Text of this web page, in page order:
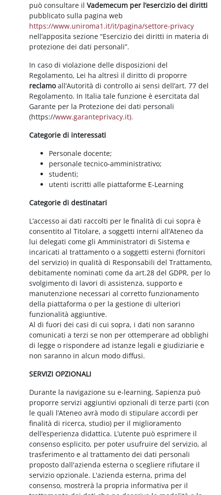
può consultare ilVademecum per l’esercizio dei diritti
pubblicato sulla pagina web
https://www.uniroma1.it/it/pagina/settore-privacy
nell’apposita sezione “Esercizio dei diritti in materia di
protezione dei dati personali”.
In caso di violazione delle disposizioni del
Regolamento, Lei ha altresì il diritto di proporre
reclamoall’Autorità di controllo ai sensi dell’art. 77 del
Regolamento. In Italia tale funzione è esercitata dal
Garante per la Protezione dei dati personali
(https://www.garanteprivacy.it).
Categorie di interessati
Personale docente;
personale tecnico-amministrativo;
studenti;
utenti iscritti alle piattaforme E-Learning
Categorie di destinatari
L’accesso ai dati raccolti per le finalità di cui sopra è
consentito al Titolare, a soggetti interni all’Ateneo da
lui delegati come gli Amministratori di Sistema e
incaricati al trattamento o a soggetti esterni (fornitori
del servizio) in qualità di Responsabili del Trattamento,
debitamente nominati come da art.28 del GDPR, per lo
svolgimento di lavori di assistenza, supporto e
manutenzione necessari al corretto funzionamento
della piattaforma o per la gestione di ulteriori
funzionalità aggiuntive.
Al di fuori dei casi di cui sopra, i dati non saranno
comunicati a terzi se non per ottemperare ad obblighi
di legge o rispondere ad istanze legali e giudiziarie e
non saranno in alcun modo diffusi.
SERVIZI OPZIONALI
Durante la navigazione su e-learning, Sapienza può
proporre servizi aggiuntivi opzionali di terze parti (con
le quali l’Ateneo avrà modo di stipulare accordi per
finalità di ricerca, studio) per il miglioramento
dell’esperienza didattica. L’utente può esprimere il
consenso esplicito, per poter usufruire del servizio, al
trasferimento e al trattamento dei dati personali
proposto dall'azienda esterna o scegliere rifiutare il
servizio opzionale. L'azienda esterna, prima del
consenso, mostrerà la propria informativa per il